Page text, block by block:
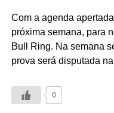
Com a agenda
próxima semana, para
Bull Ring. Na semana
prova será disputada
0